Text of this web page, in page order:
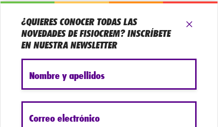
¿QUIERES CONOCER TODAS LAS
NOVEDADES DE FISIOCREM? INSCRÍBETE
EN NUESTRA NEWSLETTER
Nombre y apellidos
Correo electrónico
Configurar cookies